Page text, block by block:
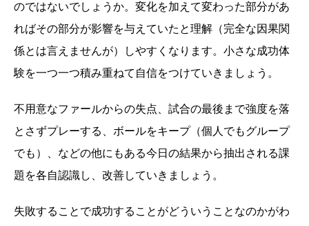
のではないでしょうか。変化を加えて変わった部分があ
ればその部分が影響を与えていたと理解（完全な因果関
係とは言えませんが）しやすくなります。小さな成功体
験を一つ一つ積み重ねて自信をつけていきましょう。
不用意なファールからの失点、試合の最後まで強度を落
とさずプレーする、ボールをキープ（個人でもグループ
でも）、などの他にもある今日の結果から抽出される課
題を各自認識し、改善していきましょう。
失敗することで成功することがどういうことなのかがわ